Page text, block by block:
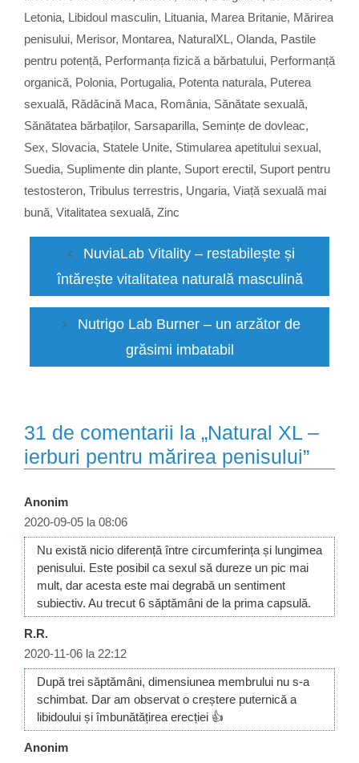
Letonia, Libidoul masculin, Lituania, Marea Britanie, Mărirea
penisului, Merisor, Montarea, NaturalXL, Olanda, Pastile
pentru potență, Performanța fizică a bărbatului, Performanță
organică, Polonia, Portugalia, Potenta naturala, Puterea
sexuală, Rădăcină Maca, România, Sănătate sexuală,
Sănătatea bărbaților, Sarsaparilla, Semințe de dovleac,
Sex, Slovacia, Statele Unite, Stimularea apetitului sexual,
Suedia, Suplimente din plante, Suport erectil, Suport pentru
testosteron, Tribulus terrestris, Ungaria, Viață sexuală mai
bună, Vitalitatea sexuală, Zinc
NuviaLab Vitality – restabilește și
întărește vitalitatea naturală masculină
Nutrigo Lab Burner – un arzător de
grăsimi imbatabil
31 de comentarii la „Natural XL –
ierburi pentru mărirea penisului”
Anonim
2020-09-05 la 08:06
Nu există nicio diferență între circumferința și lungimea
penisului. Este posibil ca sexul să dureze un pic mai
mult, dar acesta este mai degrabă un sentiment
subiectiv. Au trecut 6 săptămâni de la prima capsulă.
R.R.
2020-11-06 la 22:12
După trei săptămâni, dimensiunea membrului nu s-a
schimbat. Dar am observat o creștere puternică a
libidoului și îmbunătățirea erecției 👍
Anonim